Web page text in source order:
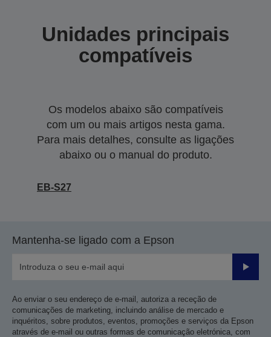
Unidades principais
compatíveis
Os modelos abaixo são compatíveis
com um ou mais artigos nesta gama.
Para mais detalhes, consulte as ligações
abaixo ou o manual do produto.
EB-S27
Mantenha-se ligado com a Epson
Enviar
Ao enviar o seu endereço de e-mail, autoriza a receção de
comunicações de marketing, incluindo análise de mercado e
inquéritos, sobre produtos, eventos, promoções e serviços da Epson
através de e-mail ou outras formas de comunicação eletrónica, com